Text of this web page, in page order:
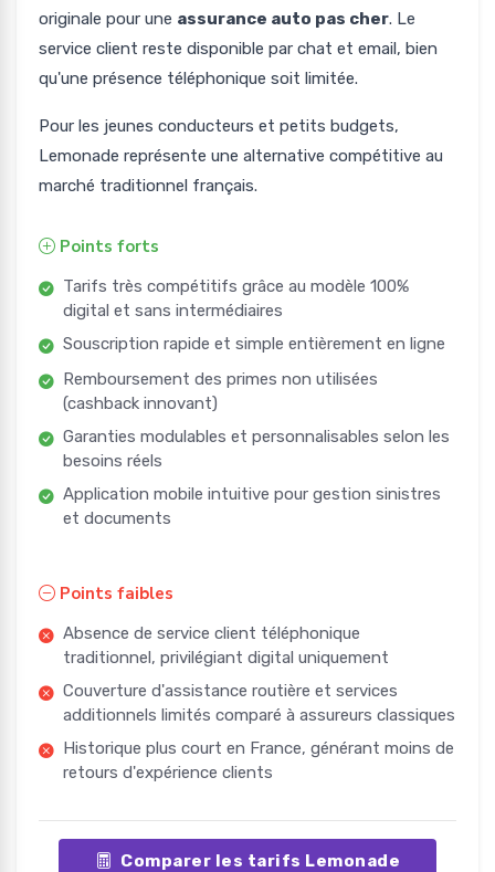
originale pour une assurance auto pas cher. Le
service client reste disponible par chat et email, bien
qu'une présence téléphonique soit limitée.
Pour les jeunes conducteurs et petits budgets,
Lemonade représente une alternative compétitive au
marché traditionnel français.
Points forts
Tarifs très compétitifs grâce au modèle 100%
digital et sans intermédiaires
Souscription rapide et simple entièrement en ligne
Remboursement des primes non utilisées
(cashback innovant)
Garanties modulables et personnalisables selon les
besoins réels
Application mobile intuitive pour gestion sinistres
et documents
Points faibles
Absence de service client téléphonique
traditionnel, privilégiant digital uniquement
Couverture d'assistance routière et services
additionnels limités comparé à assureurs classiques
Historique plus court en France, générant moins de
retours d'expérience clients
Comparer les tarifs Lemonade